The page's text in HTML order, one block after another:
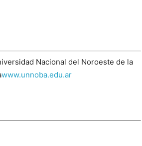
Nacional del Noroeste de la
www.unnoba.edu.ar